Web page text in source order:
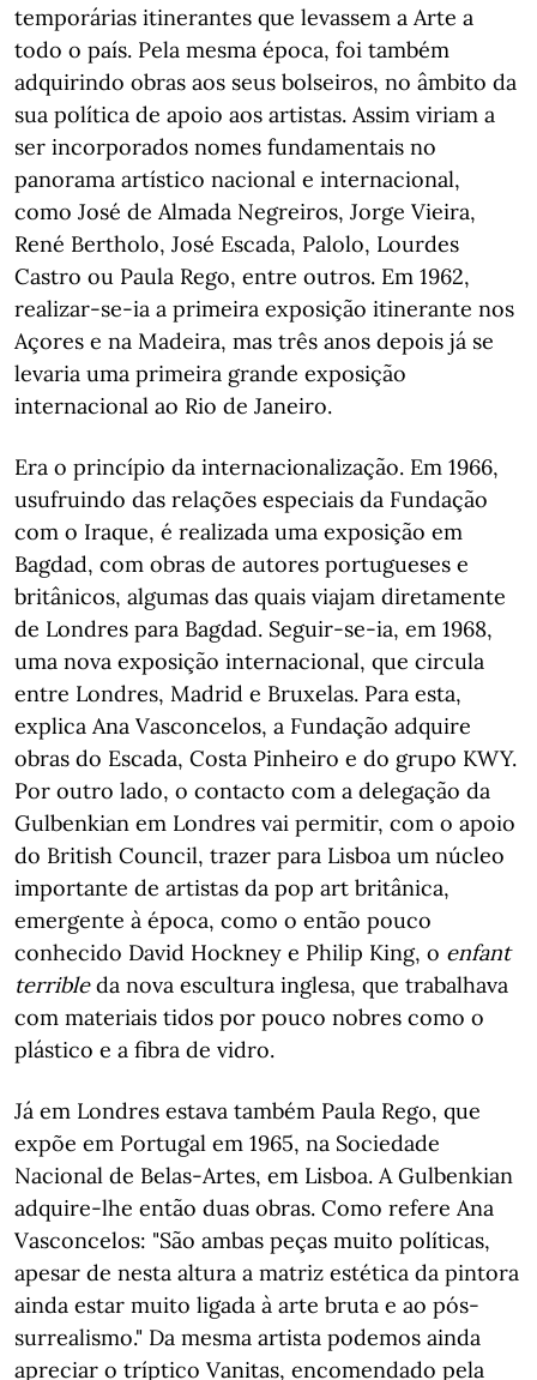
temporárias itinerantes que levassem a Arte a
todo o país. Pela mesma época, foi também
adquirindo obras aos seus bolseiros, no âmbito da
sua política de apoio aos artistas. Assim viriam a
ser incorporados nomes fundamentais no
panorama artístico nacional e internacional,
como José de Almada Negreiros, Jorge Vieira,
René Bertholo, José Escada, Palolo, Lourdes
Castro ou Paula Rego, entre outros. Em 1962,
realizar-se-ia a primeira exposição itinerante nos
Açores e na Madeira, mas três anos depois já se
levaria uma primeira grande exposição
internacional ao Rio de Janeiro.
Era o princípio da internacionalização. Em 1966,
usufruindo das relações especiais da Fundação
com o Iraque, é realizada uma exposição em
Bagdad, com obras de autores portugueses e
britânicos, algumas das quais viajam diretamente
de Londres para Bagdad. Seguir-se-ia, em 1968,
uma nova exposição internacional, que circula
entre Londres, Madrid e Bruxelas. Para esta,
explica Ana Vasconcelos, a Fundação adquire
obras do Escada, Costa Pinheiro e do grupo KWY.
Por outro lado, o contacto com a delegação da
Gulbenkian em Londres vai permitir, com o apoio
do British Council, trazer para Lisboa um núcleo
importante de artistas da pop art britânica,
emergente à época, como o então pouco
conhecido David Hockney e Philip King, o enfant
terribleda nova escultura inglesa, que trabalhava
com materiais tidos por pouco nobres como o
plástico e a fibra de vidro.
Já em Londres estava também Paula Rego, que
expõe em Portugal em 1965, na Sociedade
Nacional de Belas-Artes, em Lisboa. A Gulbenkian
adquire-lhe então duas obras. Como refere Ana
Vasconcelos: "São ambas peças muito políticas,
apesar de nesta altura a matriz estética da pintora
ainda estar muito ligada à arte bruta e ao pós-
surrealismo." Da mesma artista podemos ainda
apreciar o tríptico Vanitas, encomendado pela